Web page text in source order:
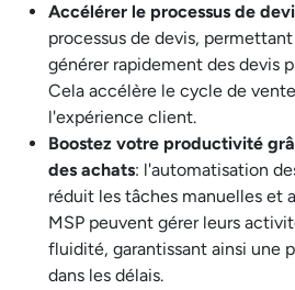
Accélérer le processus de
processus de devis,
générer rapidement des devis
Cela accélère le cycle de
l'expérience client.
Boostez votre productivité
des achats: l'automatisation
réduit les tâches manuelles et
MSP peuvent gérer leurs
fluidité, garantissant ainsi une
dans les délais.